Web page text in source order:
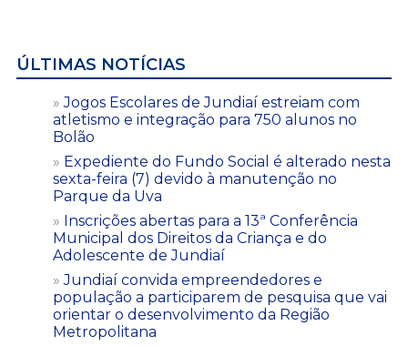
ÚLTIMAS NOTÍCIAS
Jogos Escolares de Jundiaí estreiam com
atletismo e integração para 750 alunos no
Bolão
Expediente do Fundo Social é alterado nesta
sexta-feira (7) devido à manutenção no
Parque da Uva
Inscrições abertas para a 13ª Conferência
Municipal dos Direitos da Criança e do
Adolescente de Jundiaí
Jundiaí convida empreendedores e
população a participarem de pesquisa que vai
orientar o desenvolvimento da Região
Metropolitana